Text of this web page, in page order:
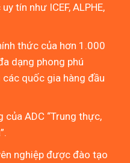
tín như ICEF, ALPHE,
thức của hơn 1.000
dạng phong phú
quốc gia hàng đầu
ADC “Trung thực,
nghiệp được đào tạo